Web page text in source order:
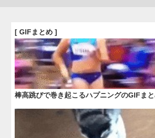
[ GIFまとめ ]
棒高跳びで巻き起こるハプニングのGIFま